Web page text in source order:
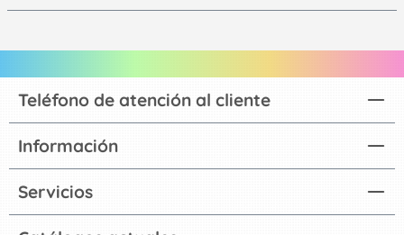
Teléfono de atención al cliente
Información
Servicios